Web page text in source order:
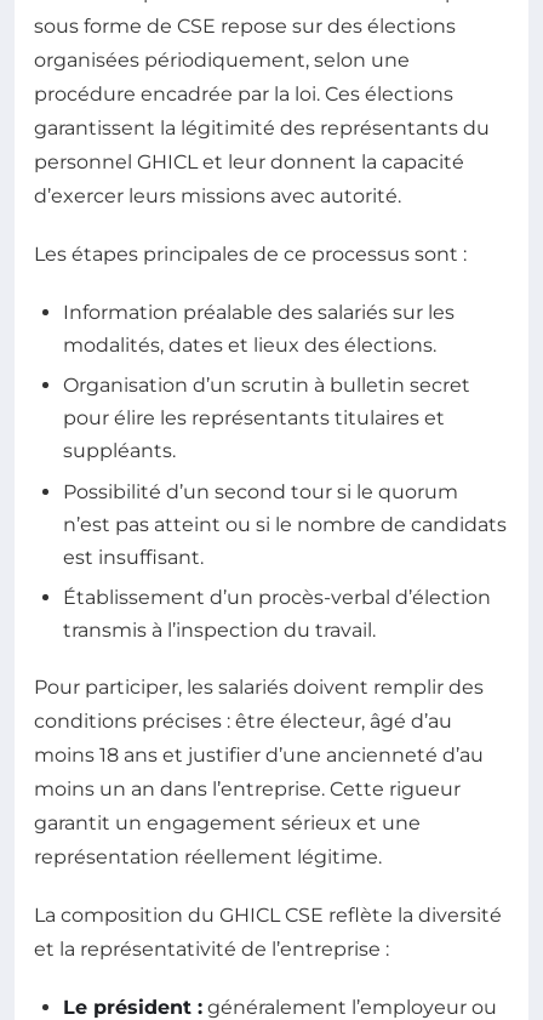
sous forme de CSE repose sur des élections
organisées périodiquement, selon une
procédure encadrée par la loi. Ces élections
garantissent la légitimité des représentants du
personnel GHICL et leur donnent la capacité
d’exercer leurs missions avec autorité.
Les étapes principales de ce processus sont :
Information préalable des salariés sur les
modalités, dates et lieux des élections.
Organisation d’un scrutin à bulletin secret
pour élire les représentants titulaires et
suppléants.
Possibilité d’un second tour si le quorum
n’est pas atteint ou si le nombre de candidats
est insuffisant.
Établissement d’un procès-verbal d’élection
transmis à l’inspection du travail.
Pour participer, les salariés doivent remplir des
conditions précises : être électeur, âgé d’au
moins 18 ans et justifier d’une ancienneté d’au
moins un an dans l’entreprise. Cette rigueur
garantit un engagement sérieux et une
représentation réellement légitime.
La composition du GHICL CSE reflète la diversité
et la représentativité de l’entreprise :
Le président : généralement l’employeur ou